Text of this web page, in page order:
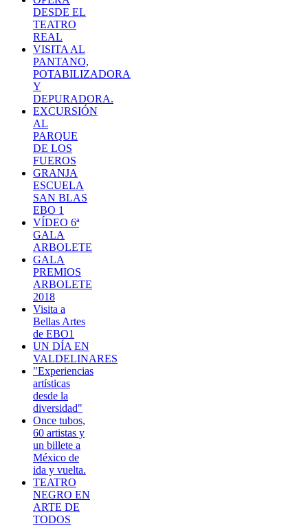
DESDE EL
TEATRO
REAL
VISITA AL
PANTANO,
POTABILIZADORA
Y
DEPURADORA.
EXCURSIÓN
AL
PARQUE
DE LOS
FUEROS
GRANJA
ESCUELA
SAN BLAS
EBO 1
VÍDEO 6ª
GALA
ARBOLETE
GALA
PREMIOS
ARBOLETE
2018
Visita a
Bellas Artes
de EBO1
UN DÍA EN
VALDELINARES
"Experiencias
artísticas
desde la
diversidad"
Once tubos,
60 artistas y
un billete a
México de
ida y vuelta.
TEATRO
NEGRO EN
ARTE DE
TODOS